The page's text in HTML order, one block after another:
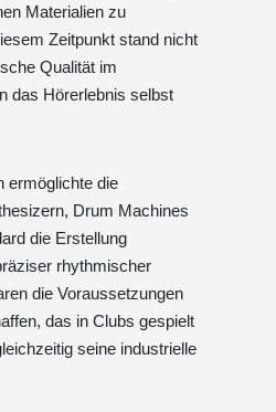
Materialien zu
Zeitpunkt stand nicht
Qualität im
das Hörerlebnis selbst
ermöglichte die
Drum Machines
die Erstellung
rhythmischer
die Voraussetzungen
das in Clubs gespielt
seine industrielle